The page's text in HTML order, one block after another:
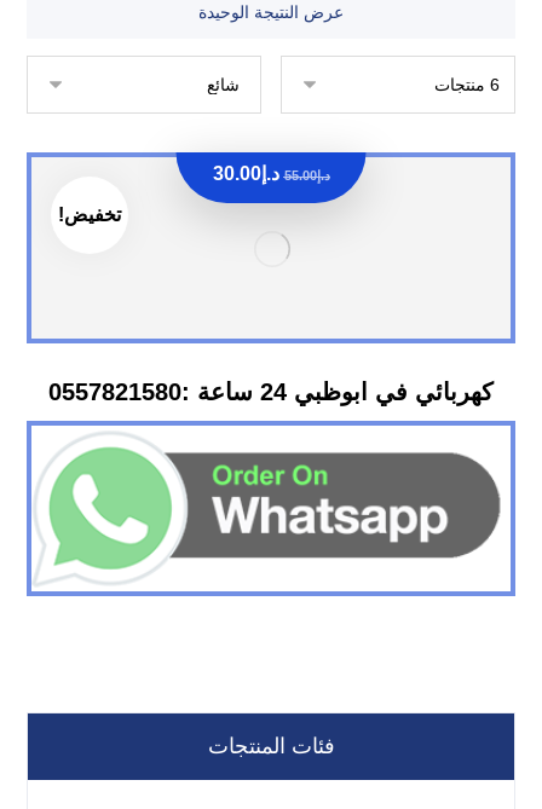
عرض النتيجة الوحيدة
تخفيض!
كهربائي في ابوظبي 24 ساعة :0557821580
د.إ55.00 د.إ30.00
فئات المنتجات